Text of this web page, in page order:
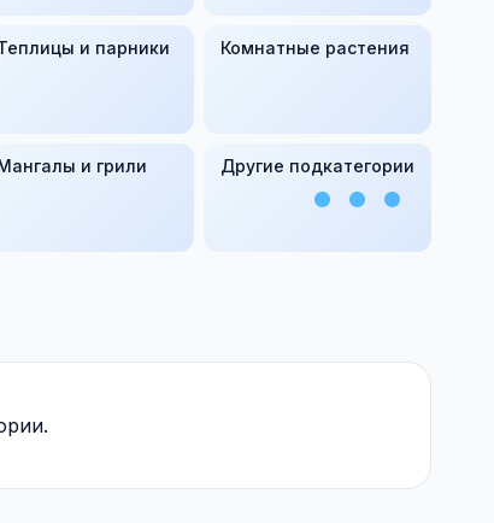
и парники Комнатные растения
и грили Другие подкатегории
•••